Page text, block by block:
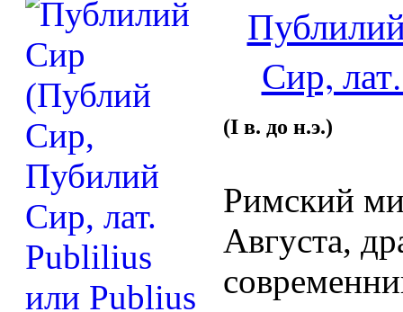
Сир,
(I в. до н.э.)
Римский
Августа,